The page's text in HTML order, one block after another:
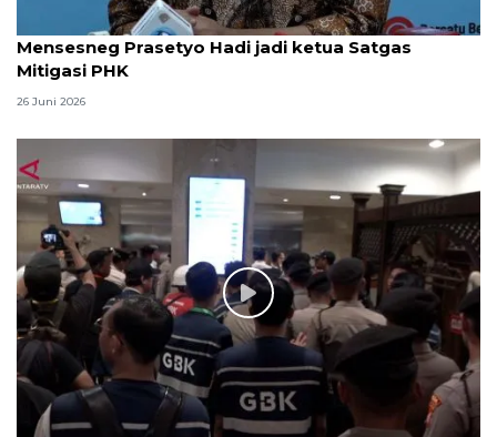
Mensesneg Prasetyo Hadi jadi ketua Satgas
Mitigasi PHK
26 Juni 2026